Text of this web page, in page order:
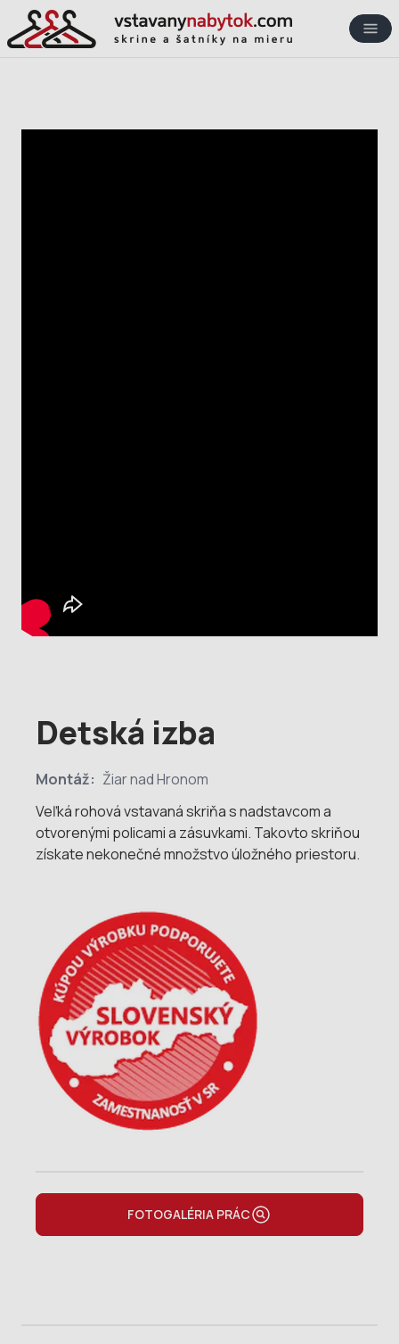
Detská izba
Montáž: Žiar nad Hronom
Veľká rohová vstavaná skriňa s nadstavcom a
otvorenými policami a zásuvkami. Takovto skriňou
získate nekonečné množstvo úložného priestoru.
FOTOGALÉRIA PRÁC